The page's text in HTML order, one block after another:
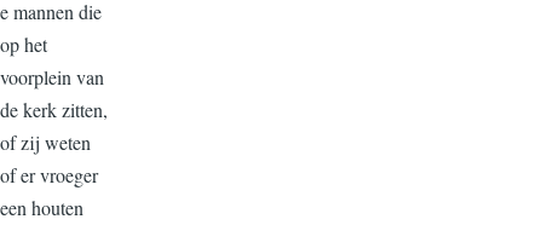
e mannen die
op het
voorplein van
de kerk zitten,
of zij weten
of er vroeger
een houten